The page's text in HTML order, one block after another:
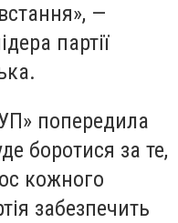
—
партії
попередила
боротися за те,
кожного
забезпечить